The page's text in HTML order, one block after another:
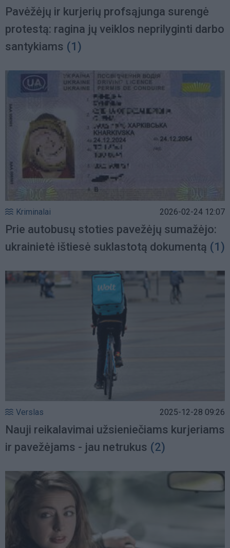
Pavėžėjų ir kurjerių profsąjunga surengė
protestą: ragina jų veiklos neprilyginti darbo
santykiams (1)
Kriminalai 2026-02-24 12:07
Prie autobusų stoties pavežėjų sumažėjo:
ukrainietė ištiesė suklastotą dokumentą (1)
Verslas 2025-12-28 09:26
Nauji reikalavimai užsieniečiams kurjeriams
ir pavežėjams - jau netrukus (2)